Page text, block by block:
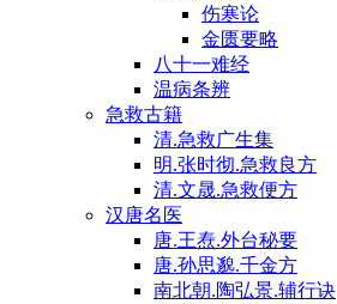
伤寒论
金匮要略
八十一难经
温病条辨
急救古籍
清.急救广生集
明.张时彻.急救良方
清.文晟.急救便方
汉唐名医
唐.王焘.外台秘要
唐.孙思邈.千金方
南北朝.陶弘景.辅行诀